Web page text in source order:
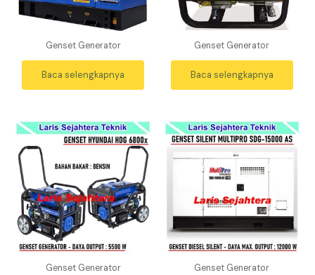
Genset Generator
Baca selengkapnya
Genset Generator
Baca selengkapnya
Genset Generator Genset Generator